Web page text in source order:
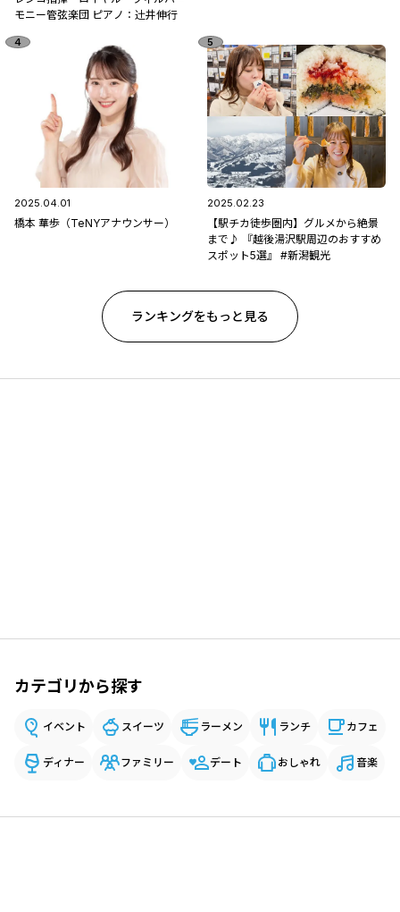
モニー管弦楽団 ピアノ：辻󠄀井伸行
2025.04.01
橋本 華歩（TeNYアナウンサー）
2025.02.23
【駅チカ徒歩圏内】グルメから絶景
まで♪ 『越後湯沢駅周辺のおすすめ
スポット5選』 #新潟観光
ランキングをもっと見る
カテゴリから探す
イベント スイーツ ラーメン ランチ カフェ
ディナー ファミリー デート おしゃれ 音楽